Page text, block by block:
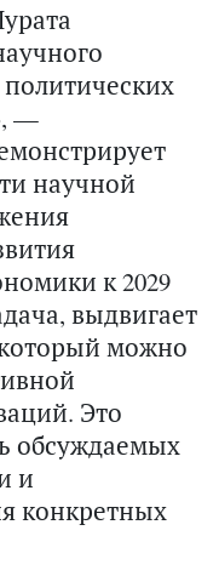
—
научной
к 2029
выдвигает
можно
Это
обсуждаемых
и
конкретных